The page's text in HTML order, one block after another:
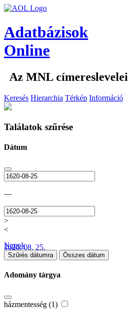
Adatbázisok
Online
Az MNL címereslevelei
Keresés Hierarchia Térkép Információ
Találatok szűrése
Dátum
—
>
<
1620. 08. 25.
Napok
Szűrés dátumra Összes dátum
Adomány tárgya
házmentesség (1)